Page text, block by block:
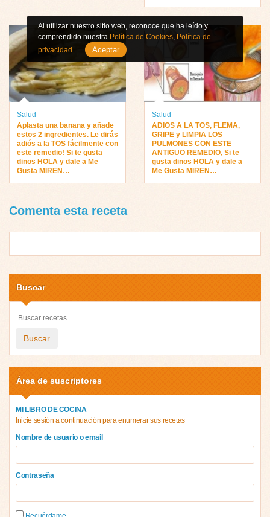
Salud
Aplasta una banana y añade
estos 2 ingredientes. Le dirás
adiós a la TOS fácilmente con
este remedio! Si te gusta
dinos HOLA y dale a Me
Gusta MIREN…
Salud
ADIOS A LA TOS, FLEMA,
GRIPE y LIMPIA LOS
PULMONES CON ESTE
ANTIGUO REMEDIO, Si te
gusta dinos HOLA y dale a
Me Gusta MIREN…
Comenta esta receta
Buscar
Buscar
Área de suscriptores
MI LIBRO DE COCINA
Inicie sesión a continuación para enumerar sus recetas
Nombre de usuario o email
Contraseña
Al utilizar nuestro sitio web, reconoce que ha leído y
comprendido nuestra Política de Cookies, Política de
privacidad . Aceptar